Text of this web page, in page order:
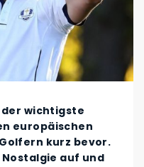
der wichtigste
europäischen
kurz bevor.
auf und